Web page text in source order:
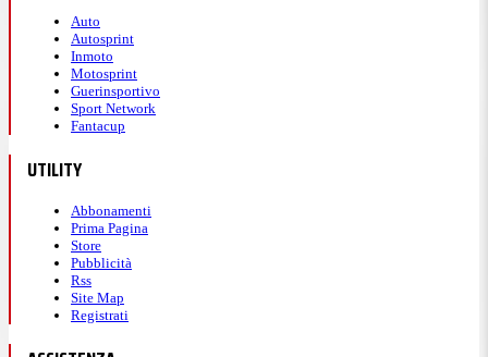
Auto
Autosprint
Inmoto
Motosprint
Guerinsportivo
Sport Network
Fantacup
UTILITY
Abbonamenti
Prima Pagina
Store
Pubblicità
Rss
Site Map
Registrati